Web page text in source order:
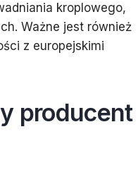
kroplowego,
Ważne jest również
z europejskimi
producent